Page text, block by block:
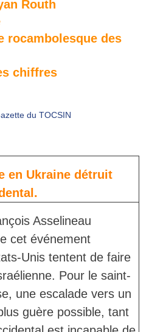
Routh
rocambolesque des
chiffres
en Ukraine détruit
Asselineau
cet événement
Unis tentent de faire
Pour le saint-
une escalade vers un
guère possible, tant